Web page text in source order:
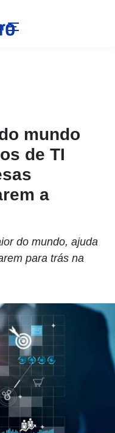
mundo
de TI
a
do mundo, ajuda
para trás na